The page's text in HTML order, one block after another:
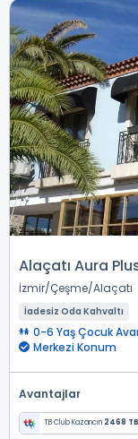
Alaçatı Aura
İzmir Çeşme Alaçatı
İadesiz Oda Kahvaltı
0-6 Yaş Çocuk
Merkezi Konum
Avantajlar
TB Club Kazancın 2468